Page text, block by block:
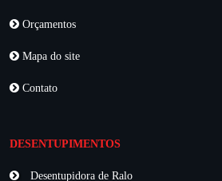
Orçamentos
Mapa do site
Contato
DESENTUPIMENTOS
Desentupidora de Ralo